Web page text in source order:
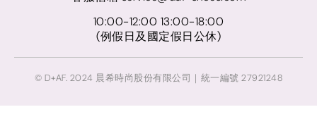
10:00-12:00 13:00-18:00
(例假日及國定假日公休)
© D+AF. 2024 晨希時尚股份有限公司｜統一編號 27921248